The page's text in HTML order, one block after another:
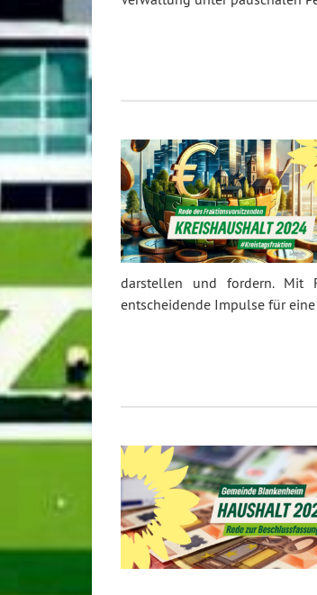
darstellen und fordern. Mit
entscheidende Impulse für